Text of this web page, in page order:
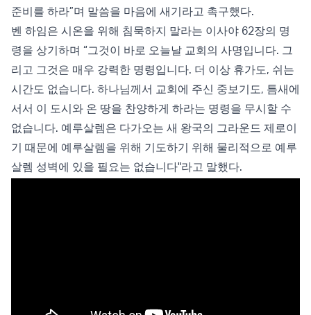
준비를 하라”며 말씀을 마음에 새기라고 촉구했다.
벤 하임은 시온을 위해 침묵하지 말라는 이사야 62장의 명
령을 상기하며 “그것이 바로 오늘날 교회의 사명입니다. 그
리고 그것은 매우 강력한 명령입니다. 더 이상 휴가도, 쉬는
시간도 없습니다. 하나님께서 교회에 주신 중보기도, 틈새에
서서 이 도시와 온 땅을 찬양하게 하라는 명령을 무시할 수
없습니다. 예루살렘은 다가오는 새 왕국의 그라운드 제로이
기 때문에 예루살렘을 위해 기도하기 위해 물리적으로 예루
살렘 성벽에 있을 필요는 없습니다"라고 말했다.